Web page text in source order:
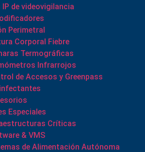
IP de videovigilancia
Perimetral
Corporal Fiebre
Termográficas
Infrarrojos
de Accesos y Greenpass
Especiales
Críticas
& VMS
de Alimentación Autónoma